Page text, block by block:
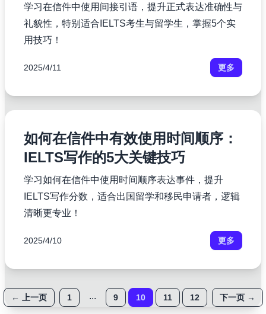
学习在信件中使用间接引语，提升正式表达准确性与
礼貌性，特别适合IELTS考生与留学生，掌握5个实
用技巧！
2025/4/11 更多
如何在信件中有效使用时间顺序：
IELTS写作的5大关键技巧
学习如何在信件中使用时间顺序表达事件，提升
IELTS写作分数，适合出国留学和移民申请者，逻辑
清晰更专业！
2025/4/10 更多
← 上一页 1 ... 9 10 11 12 下一页→